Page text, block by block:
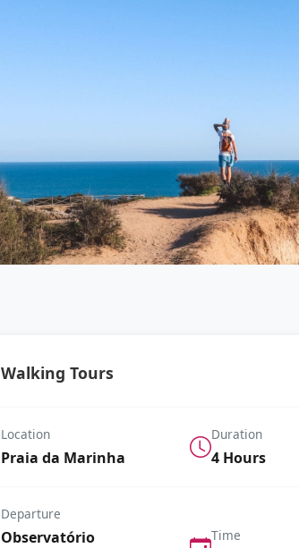
Walking Tours
Location
Praia da Marinha
Duration
4 Hours
Departure
Observatório
Time